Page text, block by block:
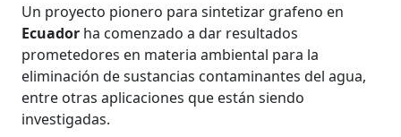
Un proyecto pionero para sintetizar grafeno en
Ecuador ha comenzado a dar resultados
prometedores en materia ambiental para la
eliminación de sustancias contaminantes del agua,
entre otras aplicaciones que están siendo
investigadas.